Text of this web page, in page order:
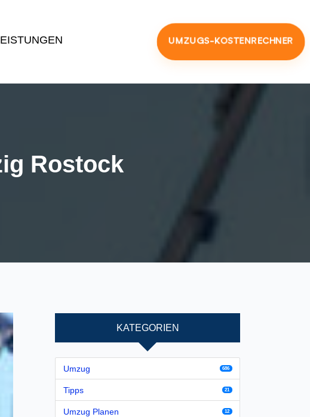
UMZUGS-KOSTENRECHNER
Rostock
KATEGORIEN
Umzug 686
Tipps 21
Umzug Planen 12